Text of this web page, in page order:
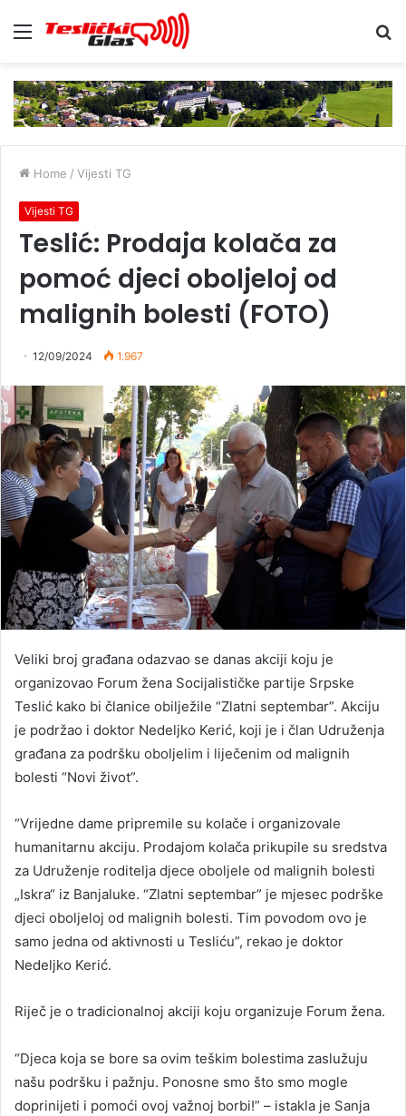
Menu
Home / Vijesti TG
Vijesti TG
Teslić: Prodaja kolača za
pomoć djeci oboljeloj od
malignih bolesti (FOTO)
12/09/2024 1.967
Veliki broj građana odazvao se danas akciji koju je
organizovao Forum žena Socijalističke partije Srpske
Teslić kako bi članice obilježile “Zlatni septembar”. Akciju
je podržao i doktor Nedeljko Kerić, koji je i član Udruženja
građana za podršku oboljelim i liječenim od malignih
bolesti “Novi život”.
“Vrijedne dame pripremile su kolače i organizovale
humanitarnu akciju. Prodajom kolača prikupile su sredstva
za Udruženje roditelja djece oboljele od malignih bolesti
„Iskra“ iz Banjaluke. “Zlatni septembar” je mjesec podrške
djeci oboljeloj od malignih bolesti. Tim povodom ovo je
samo jedna od aktivnosti u Tesliću”, rekao je doktor
Nedeljko Kerić.
Riječ je o tradicionalnoj akciji koju organizuje Forum žena.
“Djeca koja se bore sa ovim teškim bolestima zaslužuju
našu podršku i pažnju. Ponosne smo što smo mogle
doprinijeti i pomoći ovoj važnoj borbi!” – istakla je Sanja